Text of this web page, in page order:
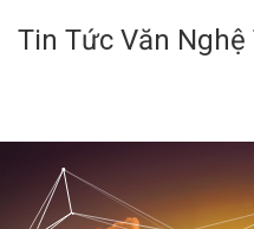
Tin Tức Văn